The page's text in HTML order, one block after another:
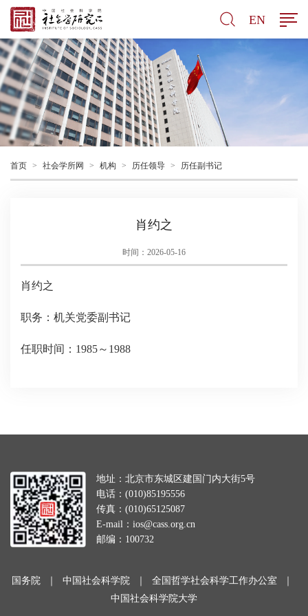
EN
首页 > 社会学所网 > 机构 > 历任领导 > 历任副书记
肖约之
时间：2026-05-16
肖约之
职务：机关党委副书记
任职时间：1985～1988
地址：北京市东城区建国门内大街5号
电话：(010)85195556
传真：(010)65125087
E-mail：ios@cass.org.cn
邮编：100732
国务院 ｜ 中国社会科学院 ｜ 全国哲学社会科学工作办公室
｜
中国社会科学院大学